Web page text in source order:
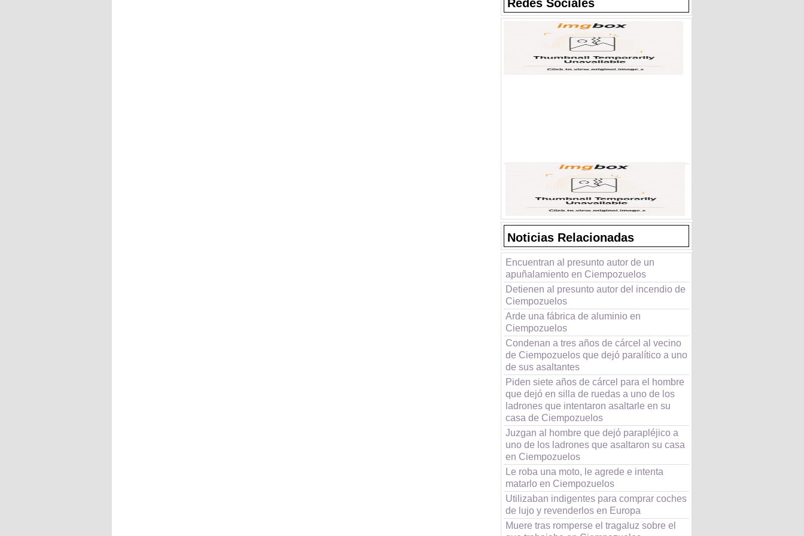
Redes Sociales
Noticias Relacionadas
Encuentran al presunto autor de un
apuñalamiento en Ciempozuelos
Detienen al presunto autor del incendio de
Ciempozuelos
Arde una fábrica de aluminio en
Ciempozuelos
Condenan a tres años de cárcel al vecino
de Ciempozuelos que dejó paralítico a uno
de sus asaltantes
Piden siete años de cárcel para el hombre
que dejó en silla de ruedas a uno de los
ladrones que intentaron asaltarle en su
casa de Ciempozuelos
Juzgan al hombre que dejó parapléjico a
uno de los ladrones que asaltaron su casa
en Ciempozuelos
Le roba una moto, le agrede e intenta
matarlo en Ciempozuelos
Utilizaban indigentes para comprar coches
de lujo y revenderlos en Europa
Muere tras romperse el tragaluz sobre el